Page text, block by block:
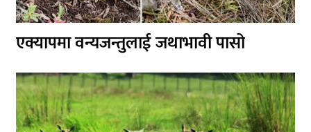
एक्यापमा वन्यजन्तुलाई जथाभावी पासो